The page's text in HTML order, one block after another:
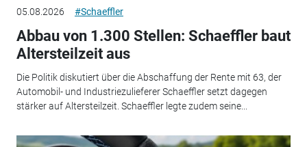
05.08.2026 #Schaeffler
Abbau von 1.300 Stellen: Schaeffler baut
Altersteilzeit aus
Die Politik diskutiert über die Abschaffung der Rente mit 63, der
Automobil- und Industriezulieferer Schaeffler setzt dagegen
stärker auf Altersteilzeit. Schaeffler legte zudem seine...